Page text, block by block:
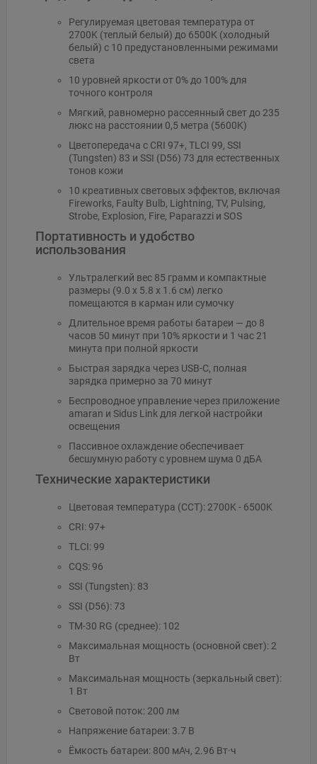
Регулируемая цветовая температура от
2700K (теплый белый) до 6500K (холодный
белый) с 10 предустановленными режимами
света
10 уровней яркости от 0% до 100% для
точного контроля
Мягкий, равномерно рассеянный свет до 235
люкс на расстоянии 0,5 метра (5600K)
Цветопередача с CRI 97+, TLCI 99, SSI
(Tungsten) 83 и SSI (D56) 73 для естественных
тонов кожи
10 креативных световых эффектов, включая
Fireworks, Faulty Bulb, Lightning, TV, Pulsing,
Strobe, Explosion, Fire, Paparazzi и SOS
Портативность и удобство
использования
Ультралегкий вес 85 грамм и компактные
размеры (9.0 x 5.8 x 1.6 см) легко
помещаются в карман или сумочку
Длительное время работы батареи — до 8
часов 50 минут при 10% яркости и 1 час 21
минута при полной яркости
Быстрая зарядка через USB-C, полная
зарядка примерно за 70 минут
Беспроводное управление через приложение
amaran и Sidus Link для легкой настройки
освещения
Пассивное охлаждение обеспечивает
бесшумную работу с уровнем шума 0 дБА
Технические характеристики
Цветовая температура (CCT): 2700K - 6500K
CRI: 97+
TLCI: 99
CQS: 96
SSI (Tungsten): 83
SSI (D56): 73
TM-30 RG (среднее): 102
Максимальная мощность (основной свет): 2
Вт
Максимальная мощность (зеркальный свет):
1 Вт
Световой поток: 200 лм
Напряжение батареи: 3.7 В
Ёмкость батареи: 800 мАч, 2.96 Вт·ч